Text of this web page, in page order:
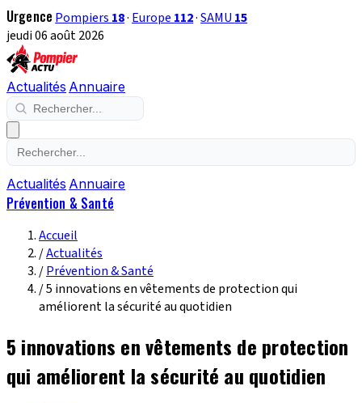
Urgence Pompiers 18· Europe 112·SAMU 15
jeudi 06 août 2026
Actualités Annuaire
Actualités Annuaire
Prévention & Santé
Accueil
/Actualités
/Prévention & Santé
/5 innovations en vêtements de protection qui
améliorent la sécurité au quotidien
5 innovations en vêtements de protection
qui améliorent la sécurité au quotidien